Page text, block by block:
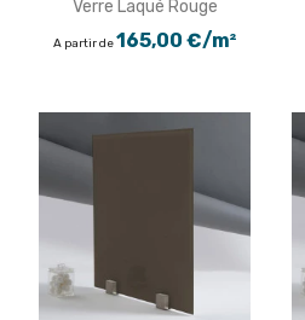
Verre Laqué Rouge
A partir de165,00 €/m²